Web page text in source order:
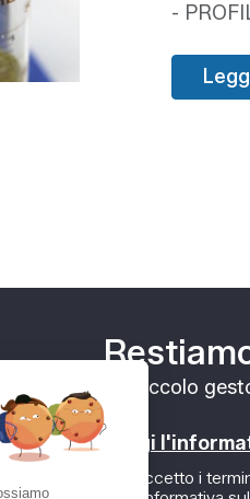
-
Un piccolo
Leggi
Accetto i